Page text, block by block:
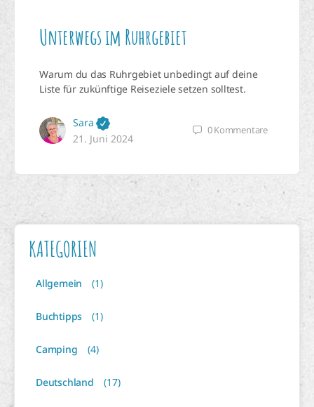
Unterwegs im Ruhrgebiet
Warum du das Ruhrgebiet unbedingt auf deine
Liste für zukünftige Reiseziele setzen solltest.
Sara
21. Juni 2024
0Kommentare
KATEGORIEN
Allgemein (1)
Buchtipps (1)
Camping (4)
Deutschland (17)